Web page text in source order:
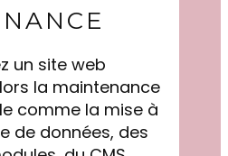
un site web
la maintenance
comme la mise à
de données, des